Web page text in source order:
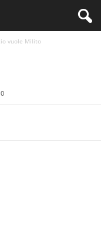
vuole Milito
0